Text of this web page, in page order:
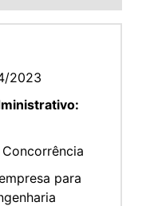
2023
Concorrência
para